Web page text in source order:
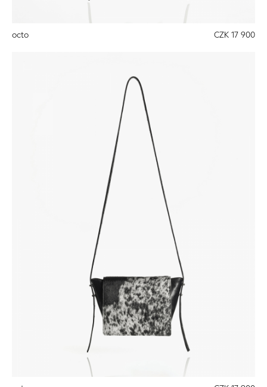
octo CZK 17 900